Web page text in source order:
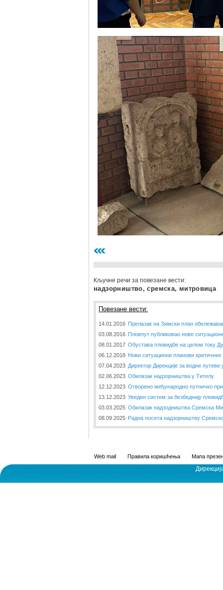
Кључне речи за повезане вести:
надзорништво, сремска, митровица
Повезане вести:
14.01.2016 Прелазак на Зимски план
03.08.2016 Пловпут публиковао нове
08.01.2017 Обустава пловидбе на целом току
06.12.2018 Нови ситуациони планови
07.04.2023 Директор Дирекције за водне
02.06.2023 Обилазак надзорништва у Тителу
12.12.2023 Отворено међународно путничко
13.12.2023 Уведен систем за безбеднију
03.03.2025 Обилазак надзодништва Сремска
08.09.2025 Радна посета надзорништву
Web mail Правила коришћења Мапа